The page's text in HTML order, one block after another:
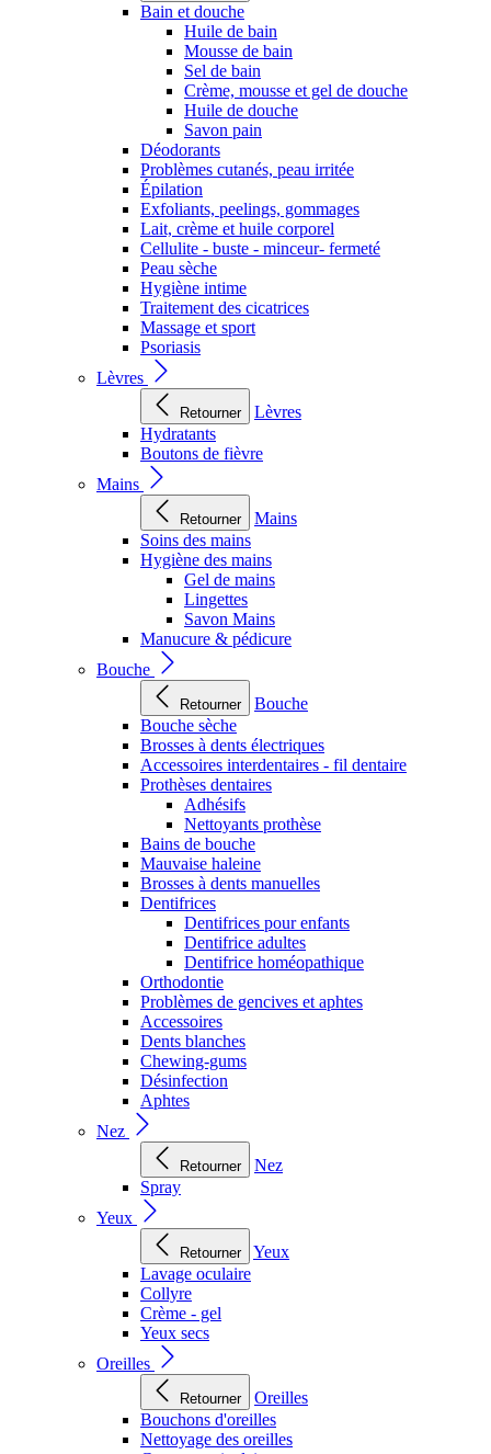
Bain et douche
Huile de bain
Mousse de bain
Sel de bain
Crème, mousse et gel de douche
Huile de douche
Savon pain
Déodorants
Problèmes cutanés, peau irritée
Épilation
Exfoliants, peelings, gommages
Lait, crème et huile corporel
Cellulite - buste - minceur- fermeté
Peau sèche
Hygiène intime
Traitement des cicatrices
Massage et sport
Psoriasis
Lèvres
Retourner
Lèvres
Hydratants
Boutons de fièvre
Mains
Retourner
Mains
Soins des mains
Hygiène des mains
Gel de mains
Lingettes
Savon Mains
Manucure & pédicure
Bouche
Retourner
Bouche
Bouche sèche
Brosses à dents électriques
Accessoires interdentaires - fil dentaire
Prothèses dentaires
Adhésifs
Nettoyants prothèse
Bains de bouche
Mauvaise haleine
Brosses à dents manuelles
Dentifrices
Dentifrices pour enfants
Dentifrice adultes
Dentifrice homéopathique
Orthodontie
Problèmes de gencives et aphtes
Accessoires
Dents blanches
Chewing-gums
Désinfection
Aphtes
Nez
Retourner
Nez
Spray
Yeux
Retourner
Yeux
Lavage oculaire
Collyre
Crème - gel
Yeux secs
Oreilles
Retourner
Oreilles
Bouchons d'oreilles
Nettoyage des oreilles